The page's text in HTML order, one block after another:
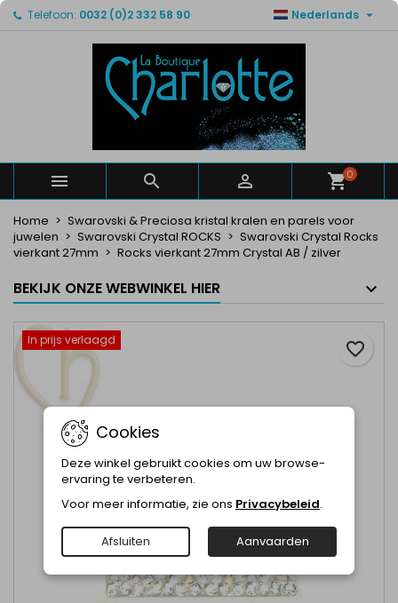
Telefoon: 0032 (0)2 332 58 90 Nederlands 
   0
Home
Swarovski & Preciosa kristal kralen en parels voor
juwelen
Swarovski Crystal ROCKS
Swarovski Crystal Rocks
vierkant 27mm
Rocks vierkant 27mm Crystal AB / zilver
BEKIJK ONZE WEBWINKEL HIER
In prijs verlaagd favorite_border
Mijn verlanglijsten ×
Maak een lijst
Maak een verlanglijst ×
Verlanglijst naam
Annuleren Maak een verlanglijst
Inloggen ×
U moet ingelogd zijn om producten in uw verlanglijst
Annuleren Inloggen
Cookies
Deze winkel gebruikt cookies om uw browse-
ervaring te verbeteren.
Voor meer informatie, zie ons Privacybeleid.
Afsluiten Aanvaarden